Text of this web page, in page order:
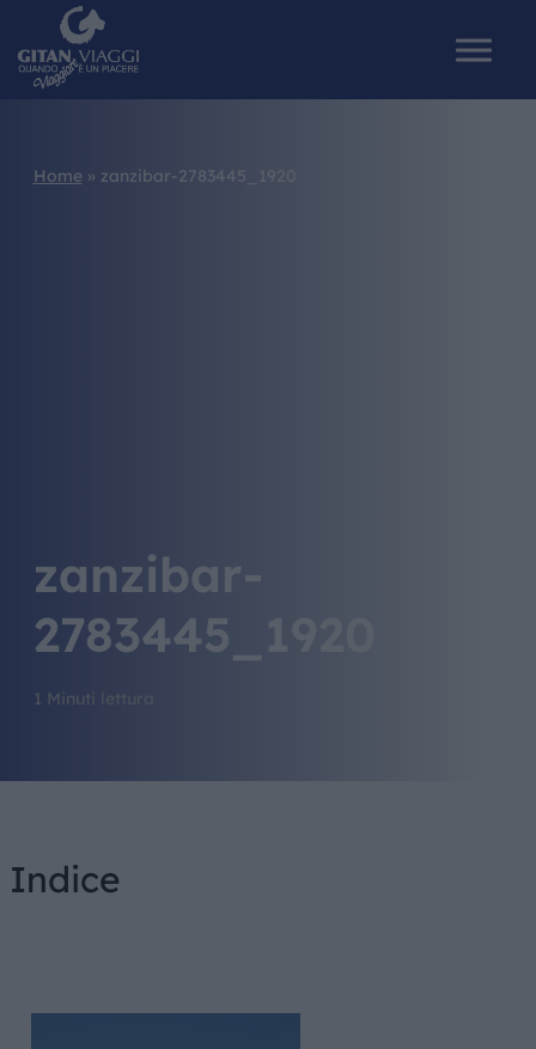
Home » zanzibar-2783445_1920
zanzibar-
2783445_1920
1 Minuti lettura
Indice